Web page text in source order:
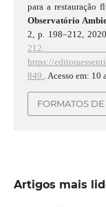
para a restauração
Observatório
2, p. 198–212,
212.
https://
849.
. Acesso em: 10
FORMATOS
Artigos mais